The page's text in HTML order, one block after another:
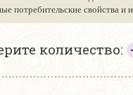
потребительские свойства и
количество: